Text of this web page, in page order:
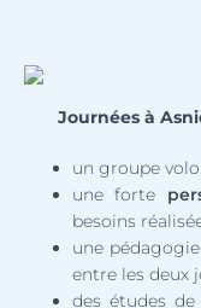
Journées à
un groupe
une forte
besoins
une
entre les deux
des études de